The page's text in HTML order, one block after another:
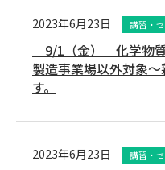
2023年6月23日 講習・
9/1（金） 化学物質
製造事業場以外対象
す。
2023年6月23日 講習・